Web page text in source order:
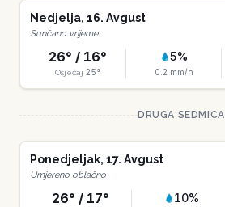
Nedjelja, 16. Avgust
Sunčano vrijeme
26° / 16°
Osjećaj 25°
5%
0.2 mm/h
DRUGA SEDMICA
Ponedjeljak, 17. Avgust
Umjereno oblačno
26° / 17° 10%